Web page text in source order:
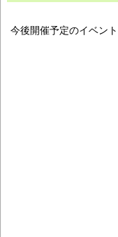
今後開催予定のイベン